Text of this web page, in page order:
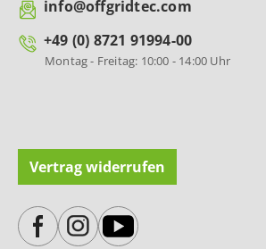
info@offgridtec.com
+49 (0) 8721 91994-00
Montag - Freitag: 10:00 - 14:00 Uhr
Vertrag widerrufen